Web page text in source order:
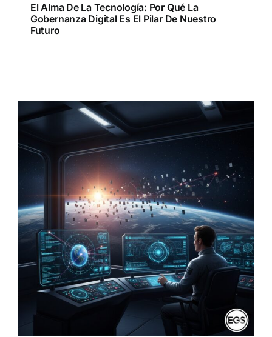
El Alma De La Tecnología: Por Qué La
Gobernanza Digital Es El Pilar De Nuestro
Futuro